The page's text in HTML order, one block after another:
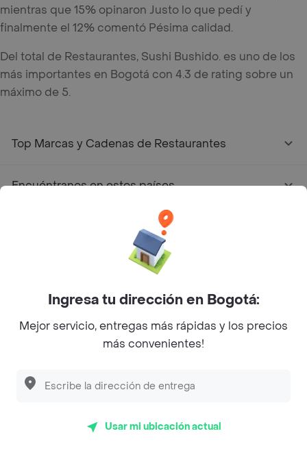
mientras que 15% opinaron Justo lo que pedí y
finalmente el 12% comentó Pésima calidad.
Del total de Restaurantes, Sushi Bushido. es uno de los
más importantes en Bogotá con 4.3 de rating sobre un
máximo de 5.
Top Marcas y Cadenas de Restaurantes
Encuéntranos en estos países
Google play
Pide tu comida favorita cerca de ti
Categorías
Ingresa tu dirección en Bogotá:
Mejor servicio, entregas más rápidas y los precios
más convenientes!
Usar mi ubicación actual